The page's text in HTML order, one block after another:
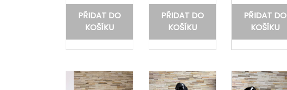
PŘIDAT DO
KOŠÍKU
PŘIDAT DO
KOŠÍKU
PŘIDAT DO
KOŠÍKU